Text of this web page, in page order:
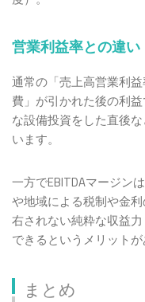
営業利益率との違い
通常の「売上高営業利
費」が引かれた後の利
な設備投資をした直後
います。
一方でEBITDAマージン
や地域による税制や金
右されない純粋な収益
できるというメリット
まとめ